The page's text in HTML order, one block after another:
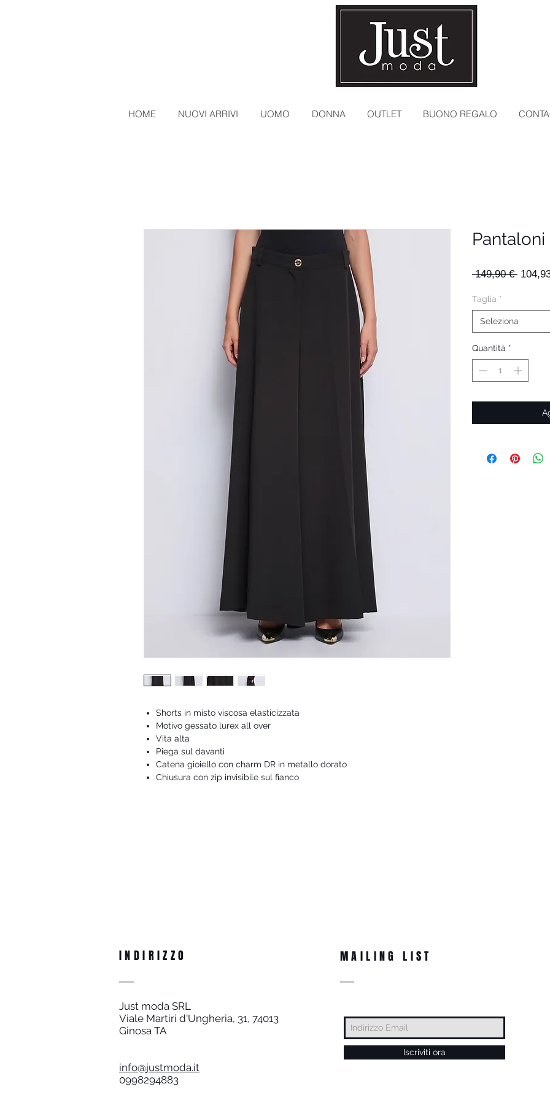
HOME NUOVI ARRIVI UOMO DONNA OUTLET BUONO REGALO
Shorts in misto viscosa elasticizzata
Motivo gessato lurex all over
Vita alta
Piega sul davanti
Catena gioiello con charm DR in metallo dorato
Chiusura con zip invisibile sul fianco
149,90 € Prezzo
Taglia *
Seleziona
Quantità *
INDIRIZZO MAILING LIST
Just moda SRL
Viale Martiri d'Ungheria, 31, 74013
Ginosa TA
info@justmoda.it
0998294883
Iscriviti ora